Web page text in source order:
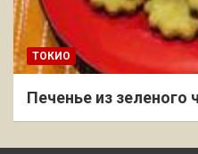
ТОКИО
Печенье из зеленого